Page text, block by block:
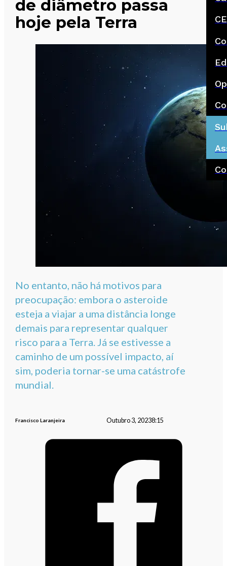
de diâmetro passa
hoje pela Terra
No entanto, não há motivos para
preocupação: embora o asteroide
esteja a viajar a uma distância longe
demais para representar qualquer
risco para a Terra. Já se estivesse a
caminho de um possível impacto, aí
sim, poderia tornar-se uma catástrofe
mundial.
Francisco Laranjeira Outubro 3, 20238:15